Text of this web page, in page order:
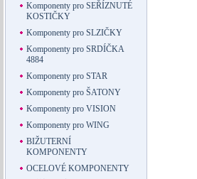
Komponenty pro SEŘÍZNUTÉ
KOSTIČKY
Komponenty pro SLZIČKY
Komponenty pro SRDÍČKA
4884
Komponenty pro STAR
Komponenty pro ŠATONY
Komponenty pro VISION
Komponenty pro WING
BIŽUTERNÍ
KOMPONENTY
OCELOVÉ KOMPONENTY